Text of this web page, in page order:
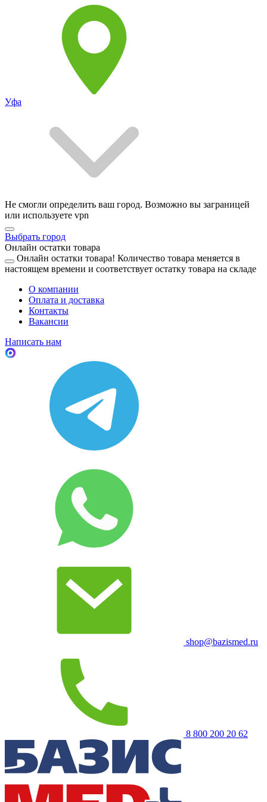
Уфа
Не смогли определить ваш город. Возможно вы заграницей
или используете vpn
Выбрать город
Онлайн остатки товара
Онлайн остатки товара! Количество товара меняется в
настоящем времени и соответствует остатку товара на складе
О компании
Оплата и доставка
Контакты
Вакансии
Написать нам
shop@bazismed.ru
8 800 200 20 62